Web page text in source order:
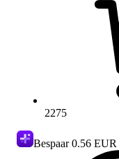
2275
Bespaar0.56 EUR